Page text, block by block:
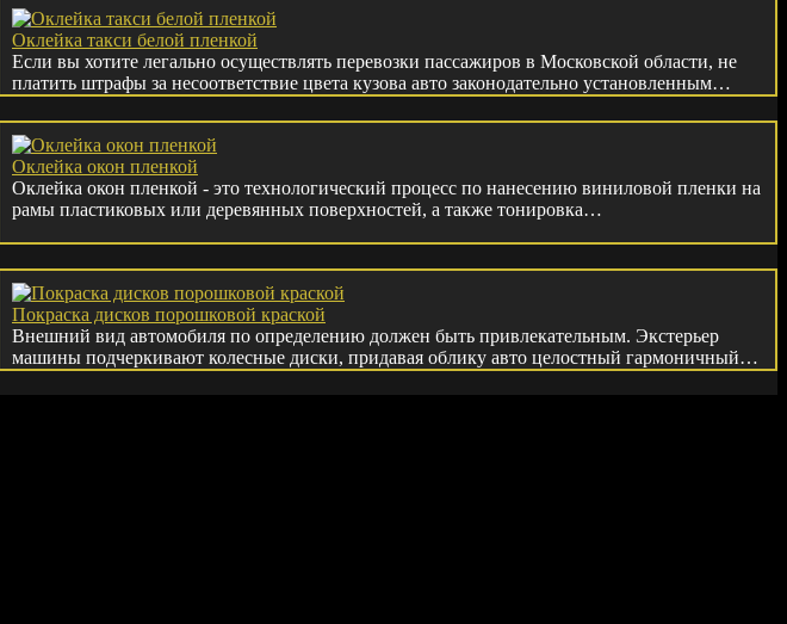
Оклейка такси белой пленкой
Если вы хотите легально осуществлять перевозки пассажиров в Московской области, не
платить штрафы за несоответствие цвета кузова авто законодательно установленным…
Оклейка окон пленкой
Оклейка окон пленкой - это технологический процесс по нанесению виниловой пленки на
рамы пластиковых или деревянных поверхностей, а также тонировка…
Покраска дисков порошковой краской
Внешний вид автомобиля по определению должен быть привлекательным. Экстерьер
машины подчеркивают колесные диски, придавая облику авто целостный гармоничный…